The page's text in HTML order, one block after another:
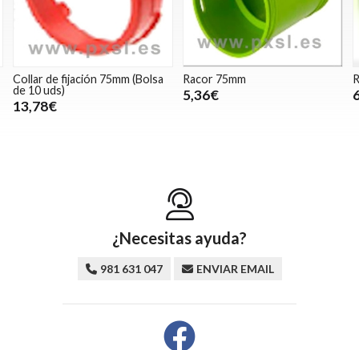
Collar de fijación 75mm (Bolsa
de 10 uds)
13,78€
Racor 75mm
5,36€
¿Necesitas ayuda?
981 631 047 ENVIAR EMAIL